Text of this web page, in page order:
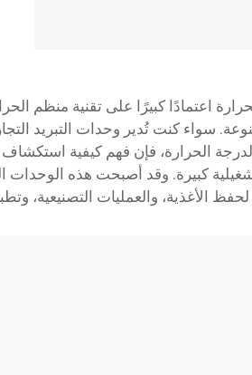
اعتمادًا كبيرًا على تقنية منظم
سواء كنت تُدير وحدات التبريد
الحرارة، فإن فهم كيفية
كبيرة. وقد أصبحت هذه الوحدات
الأغذية، والعمليات التصنيعية،